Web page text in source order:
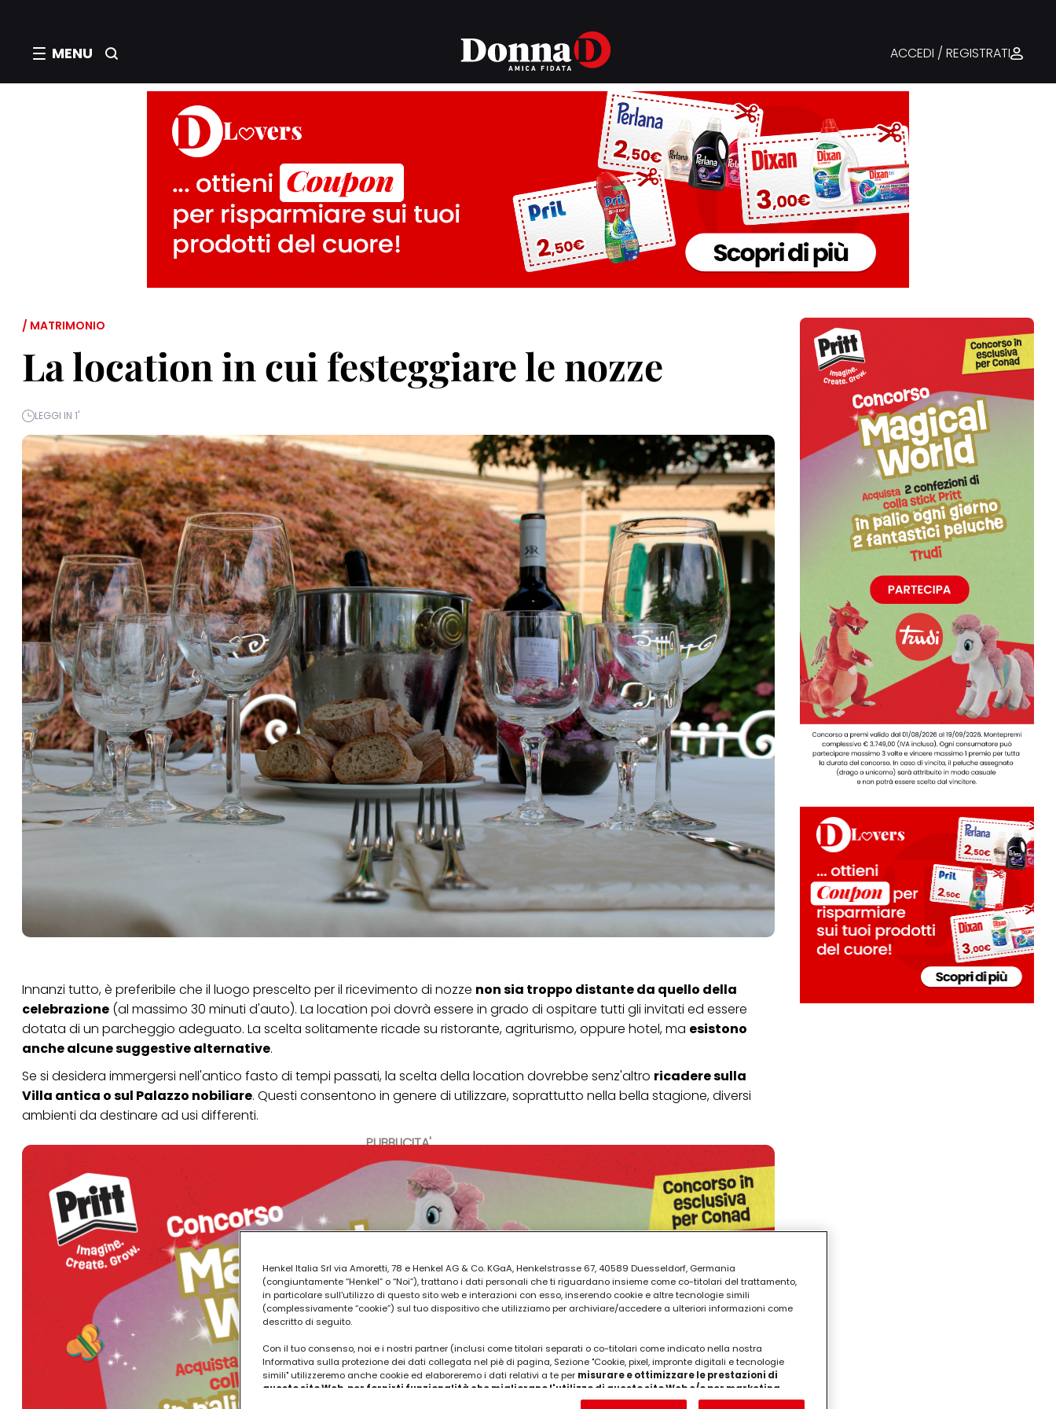
MENU ACCEDI / REGISTRATI
/ MATRIMONIO
La location in cui festeggiare le nozze
LEGGI IN 1'
PUBBLICITA'
Innanzi tutto, è preferibile che il luogo prescelto per il ricevimento di nozze non sia troppo distante da quello della
celebrazione (al massimo 30 minuti d'auto). La location poi dovrà essere in grado di ospitare tutti gli invitati ed essere
dotata di un parcheggio adeguato. La scelta solitamente ricade su ristorante, agriturismo, oppure hotel, ma esistono
anche alcune suggestive alternative.
Se si desidera immergersi nell'antico fasto di tempi passati, la scelta della location dovrebbe senz'altro ricadere sulla
Villa antica o sul Palazzo nobiliare. Questi consentono in genere di utilizzare, soprattutto nella bella stagione, diversi
ambienti da destinare ad usi differenti.
Henkel Italia Srl via Amoretti, 78 e Henkel AG & Co. KGaA, Henkelstrasse 67, 40589 Duesseldorf, Germania
(congiuntamente “Henkel” o “Noi”), trattano i dati personali che ti riguardano insieme come co-titolari del trattamento,
in particolare sull'utilizzo di questo sito web e interazioni con esso, inserendo cookie e altre tecnologie simili
(complessivamente “cookie”) sul tuo dispositivo che utilizziamo per archiviare/accedere a ulteriori informazioni come
descritto di seguito.
Con il tuo consenso, noi e i nostri partner (inclusi come titolari separati o co-titolari come indicato nella nostra
Informativa sulla protezione dei dati collegata nel piè di pagina, Sezione "Cookie, pixel, impronte digitali e tecnologie
simili" utilizzeremo anche cookie ed elaboreremo i dati relativi a te per misurare e ottimizzare le prestazioni di
questo sito Web, per fornirti funzionalità che migliorano l'utilizzo di questo sito Web e/o per marketing
. Analizzeremo il tuo utilizzo di questo sito Web e le tue interazioni commerciali con noi